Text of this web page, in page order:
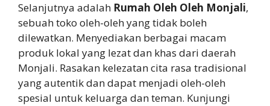
Selanjutnya adalah Rumah Oleh Oleh Monjali,
sebuah toko oleh-oleh yang tidak boleh
dilewatkan. Menyediakan berbagai macam
produk lokal yang lezat dan khas dari daerah
Monjali. Rasakan kelezatan cita rasa tradisional
yang autentik dan dapat menjadi oleh-oleh
spesial untuk keluarga dan teman. Kunjungi